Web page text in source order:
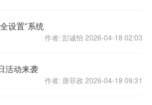
设置”系统
作者: 彭诚怡 2026-04-18 02:03
活动来袭
作者: 唐菲政 2026-04-18 09:31